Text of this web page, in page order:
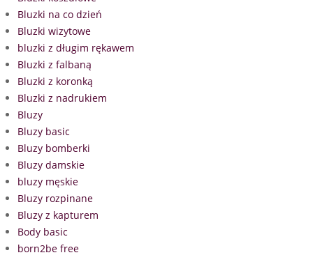
Bluzki na co dzień
Bluzki wizytowe
bluzki z długim rękawem
Bluzki z falbaną
Bluzki z koronką
Bluzki z nadrukiem
Bluzy
Bluzy basic
Bluzy bomberki
Bluzy damskie
bluzy męskie
Bluzy rozpinane
Bluzy z kapturem
Body basic
born2be free